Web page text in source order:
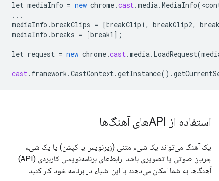
let mediaInfo = new chrome.cast.media.MediaInfo(<
...
mediaInfo .breakClips = [breakClip1, breakClip2,
mediaInfo .breaks = [break1 ] ;
let request = new chrome.cast.media. LoadRequest(
cast. framework .CastContext.getInstance().
استفاده از APIهای آهنگ‌ها
یک آهنگ می‌تواند یک شیء متنی (زیرنویس یا کپشن) یا یک شیء
جریان صوتی یا تصویری باشد. رابط‌های برنامه‌نویسی کاربردی (API)
آهنگ‌ها به شما امکان می‌دهند با این اشیاء در برنامه خود کار کنید.